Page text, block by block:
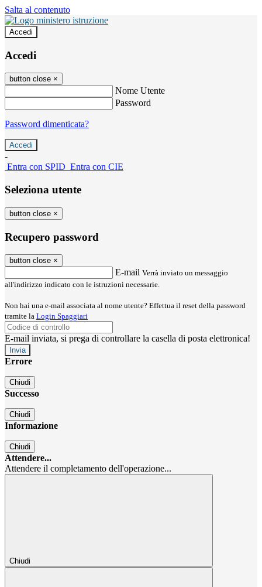
Salta al contenuto
Accedi
Accedi
button close ×
Nome Utente
Password
Password dimenticata?
-
Entra con SPID Entra con CIE
Seleziona utente
button close ×
Recupero password
button close ×
E-mail Verrà inviato un messaggio
all'indirizzo indicato con le istruzioni necessarie.
Non hai una e-mail associata al nome utente? Effettua il reset della password
tramite la Login Spaggiari
E-mail inviata, si prega di controllare la casella di posta elettronica!
Errore
Chiudi
Successo
Chiudi
Informazione
Chiudi
Attendere...
Attendere il completamento dell'operazione...
Chiudi